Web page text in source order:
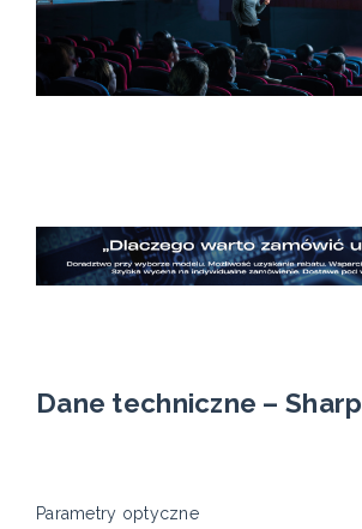
Dane techniczne –
Parametry optyczne